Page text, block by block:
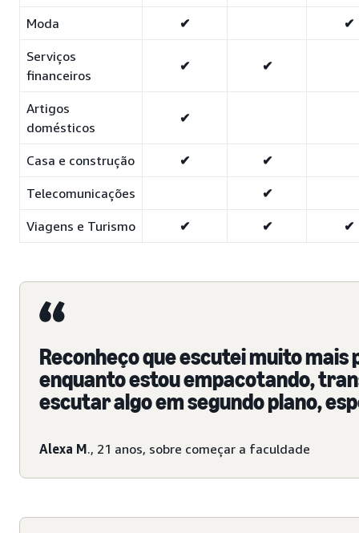
Moda ✔ ✔
Serviços
financeiros
✔ ✔
Artigos
domésticos
✔
Casa e construção ✔ ✔
Telecomunicações ✔
Viagens e Turismo ✔ ✔ ✔
Reconheço que escutei muito mais
enquanto estou empacotando,
escutar algo em segundo plano,
Alexa M., 21 anos, sobre começar a faculdade